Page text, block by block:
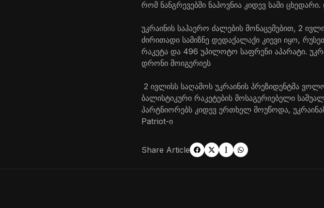
რომ ნანგრევებში ნაპოვნია კიდევ სამი
უკრაინის საჰაერო ძალების მონაცემებით, 2
ძირითადი სამიზნე დედაქალაქი კიევი იყო,
რაკეტა და 496 უპილოტო საფრენი აპარატი.
დრონი მოიგერიეს
2 ივლისს საღამოს უკრაინის პრეზიდენტმა
ბალისტიკური რაკეტების მოსაგერიებელი
პარტნიორებს კიდევ ერთხელ მოუწოდა,
Patriot-ი
Share Article